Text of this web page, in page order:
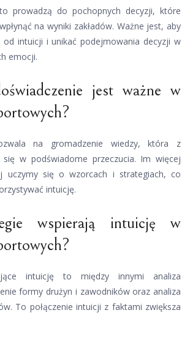
prowadzą do pochopnych decyzji, które
na wyniki zakładów. Ważne jest, aby
intuicji i unikać podejmowania decyzji w
emocji.
jest ważne w
na gromadzenie wiedzy, która z
się w podświadome przeczucia. Im więcej
uczymy się o wzorcach i strategiach, co
intuicję.
wspierają intuicję w
intuicję to między innymi analiza
formy drużyn i zawodników oraz analiza
To połączenie intuicji z faktami zwiększa